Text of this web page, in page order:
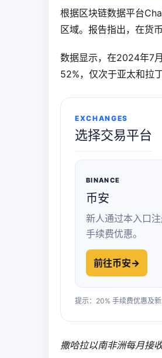
根据区块链数据平台
区域。报告指出，在货
数据显示，在2024年7
52%，仅次于亚太和拉
EXCHANGES
选择交易平台
BINANCE
币安
新人通过本入口
手续费优惠。
前往币安→
提示：20% 手续费优惠及
撒哈拉以南非洲每月接